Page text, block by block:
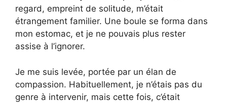
regard, empreint de solitude, m’était
étrangement familier. Une boule se forma dans
mon estomac, et je ne pouvais plus rester
assise à l’ignorer.
Je me suis levée, portée par un élan de
compassion. Habituellement, je n’étais pas du
genre à intervenir, mais cette fois, c’était